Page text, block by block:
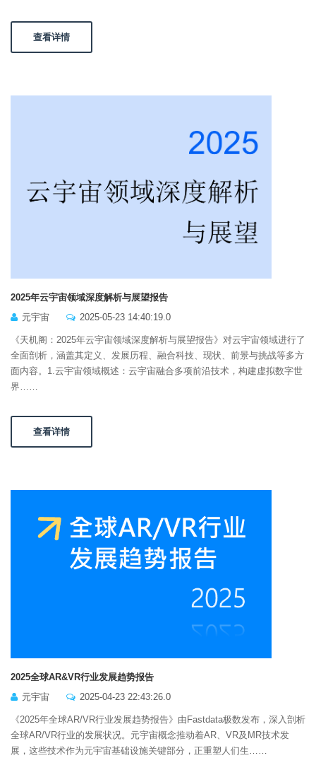
查看详情
2025年云宇宙领域深度解析与展望报告
元宇宙
2025-05-23 14:40:19.0
《天机阁：2025年云宇宙领域深度解析与展望报告》对云宇宙领域进行了
全面剖析，涵盖其定义、发展历程、融合科技、现状、前景与挑战等多方
面内容。1.云宇宙领域概述：云宇宙融合多项前沿技术，构建虚拟数字世
界……
查看详情
2025全球AR&VR行业发展趋势报告
元宇宙
2025-04-23 22:43:26.0
《2025年全球AR/VR行业发展趋势报告》由Fastdata极数发布，深入剖析
全球AR/VR行业的发展状况。元宇宙概念推动着AR、VR及MR技术发
展，这些技术作为元宇宙基础设施关键部分，正重塑人们生……